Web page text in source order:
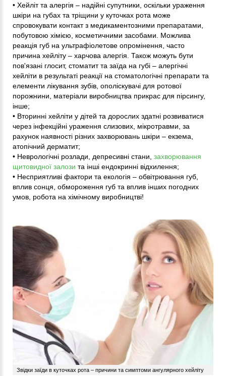
• Хейліт та алергія – надійні супутники, оскільки ураження
шкіри на губах та тріщини у куточках рота може
спровокувати контакт з медикаментозними препаратами,
побутовою хімією, косметичними засобами. Можлива
реакція губ на ультрафіолетове опромінення, часто
причина хейліту – харчова алергія. Також можуть бути
пов'язані глосит, стоматит та заїда на губі – алергічні
хейліти в результаті реакції на стоматологічні препарати та
елементи лікування зубів, ополіскувачі для ротової
порожнини, матеріали виробництва прикрас для пірсингу,
інше;
• Вторинні хейліти у дітей та дорослих здатні розвиватися
через інфекційні ураження слизових, мікротравми, за
рахунок наявності різних захворювань шкіри – екзема,
атопічний дерматит;
• Неврологічні розлади, депресивні стани, захворювання
щитовидної залози та інші ендокринні відхилення;
• Несприятливі фактори та екологія – обвітрювання губ,
вплив сонця, обмороження губ та вплив інших погодних
умов, робота на хімічному виробництві!
Звідки заїди в куточках рота – причини та симптоми ангулярного хейліту